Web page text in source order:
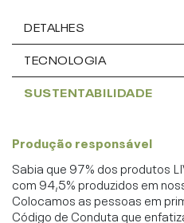
DETALHES
TECNOLOGIA
SUSTENTABILIDADE
Produção responsável
Sabia que 97% dos produtos
com 94,5% produzidos em
Colocamos as pessoas em
Código de Conduta que